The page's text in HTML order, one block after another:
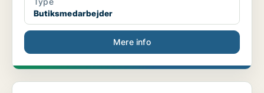
Butiksmedarbejder
Mere info
Store Assistant – OK Servicestation Skærup Ø